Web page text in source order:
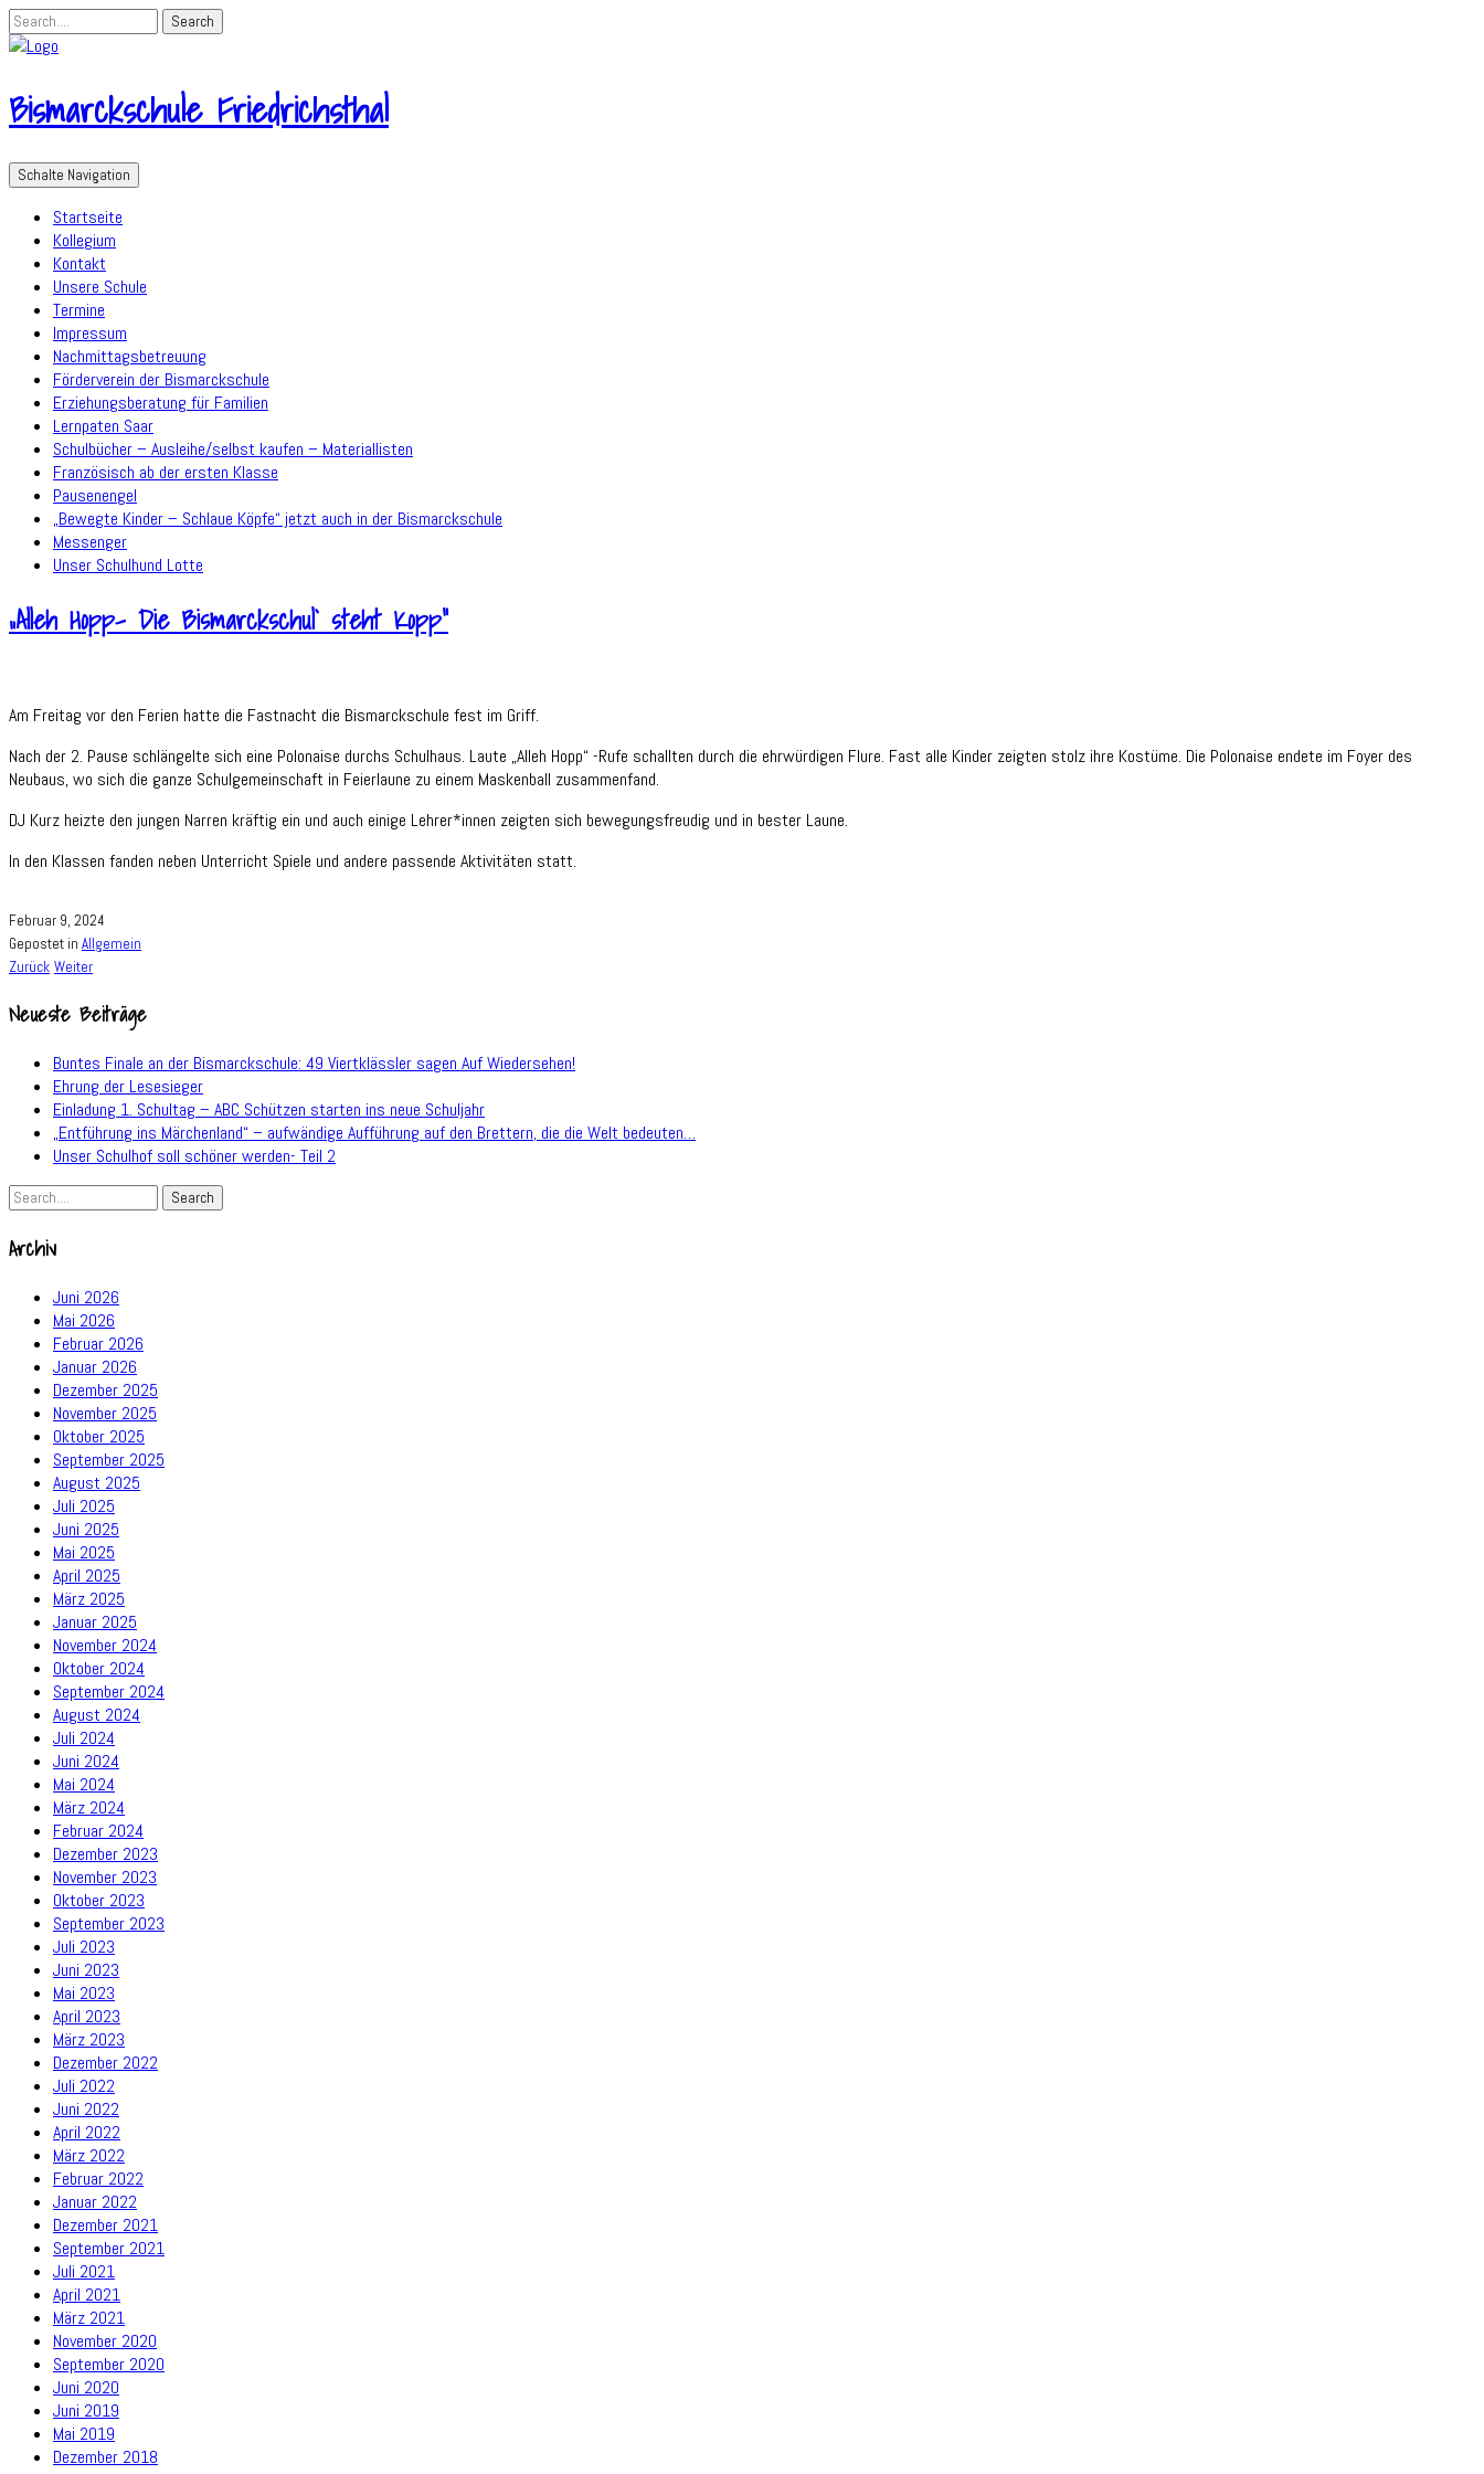
Bismarckschule Friedrichsthal
Schalte Navigation
Startseite
Kollegium
Kontakt
Unsere Schule
Termine
Impressum
Nachmittagsbetreuung
Förderverein der Bismarckschule
Erziehungsberatung für Familien
Lernpaten Saar
Schulbücher – Ausleihe/selbst kaufen – Materiallisten
Französisch ab der ersten Klasse
Pausenengel
„Bewegte Kinder – Schlaue Köpfe“ jetzt auch in der Bismarckschule
Messenger
Unser Schulhund Lotte
„Alleh Hopp- Die Bismarckschul` steht Kopp“
Am Freitag vor den Ferien hatte die Fastnacht die Bismarckschule fest im Griff.
Nach der 2. Pause schlängelte sich eine Polonaise durchs Schulhaus. Laute „Alleh Hopp“ -Rufe schallten durch die ehrwürdigen Flure. Fast alle Kinder zeigten stolz ihre Kostüme. Die Polonaise endete im Foyer des
Neubaus, wo sich die ganze Schulgemeinschaft in Feierlaune zu einem Maskenball zusammenfand.
DJ Kurz heizte den jungen Narren kräftig ein und auch einige Lehrer*innen zeigten sich bewegungsfreudig und in bester Laune.
In den Klassen fanden neben Unterricht Spiele und andere passende Aktivitäten statt.
Februar 9, 2024
Gepostet in Allgemein
Zurück Weiter
Neueste Beiträge
Buntes Finale an der Bismarckschule: 49 Viertklässler sagen Auf Wiedersehen!
Ehrung der Lesesieger
Einladung 1. Schultag – ABC Schützen starten ins neue Schuljahr
„Entführung ins Märchenland“ – aufwändige Aufführung auf den Brettern, die die Welt bedeuten…
Unser Schulhof soll schöner werden- Teil 2
Archiv
Juni 2026
Mai 2026
Februar 2026
Januar 2026
Dezember 2025
November 2025
Oktober 2025
September 2025
August 2025
Juli 2025
Juni 2025
Mai 2025
April 2025
März 2025
Januar 2025
November 2024
Oktober 2024
September 2024
August 2024
Juli 2024
Juni 2024
Mai 2024
März 2024
Februar 2024
Dezember 2023
November 2023
Oktober 2023
September 2023
Juli 2023
Juni 2023
Mai 2023
April 2023
März 2023
Dezember 2022
Juli 2022
Juni 2022
April 2022
März 2022
Februar 2022
Januar 2022
Dezember 2021
September 2021
Juli 2021
April 2021
März 2021
November 2020
September 2020
Juni 2020
Juni 2019
Mai 2019
Dezember 2018